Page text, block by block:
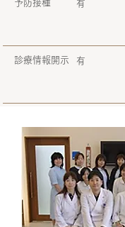
予防接種 有
診療情報開示 有